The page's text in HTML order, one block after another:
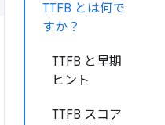
TTFB とは何で
すか？
TTFB と早期
ヒント
TTFB スコア